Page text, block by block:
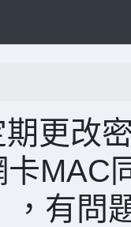
更改
MAC
，有問